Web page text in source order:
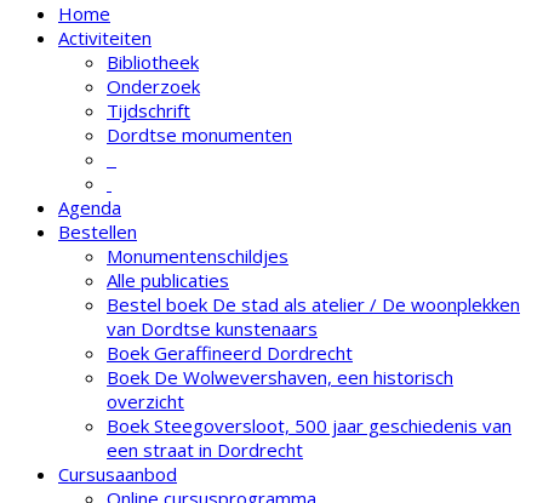
Home
Activiteiten
Bibliotheek
Onderzoek
Tijdschrift
Dordtse monumenten
Agenda
Bestellen
Monumentenschildjes
Alle publicaties
Bestel boek De stad als atelier / De woonplekken
van Dordtse kunstenaars
Boek Geraffineerd Dordrecht
Boek De Wolwevershaven, een historisch
overzicht
Boek Steegoversloot, 500 jaar geschiedenis van
een straat in Dordrecht
Cursusaanbod